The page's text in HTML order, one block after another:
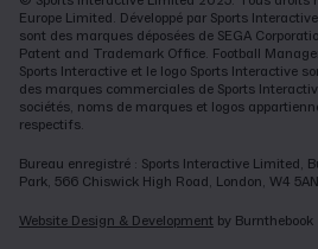
Europe Limited. Développé par Sports
sont des marques déposées de SEGA
Patent and Trademark Office. Football
Sports Interactive et le logo Sports Interactive
des marques commerciales de Sports
sociétés, noms de marques et logos
respectifs.
Bureau enregistré : Sports Interactive Limited,
Park, 566 Chiswick High Road, London, W4
Website Design & Development by Burnthebook